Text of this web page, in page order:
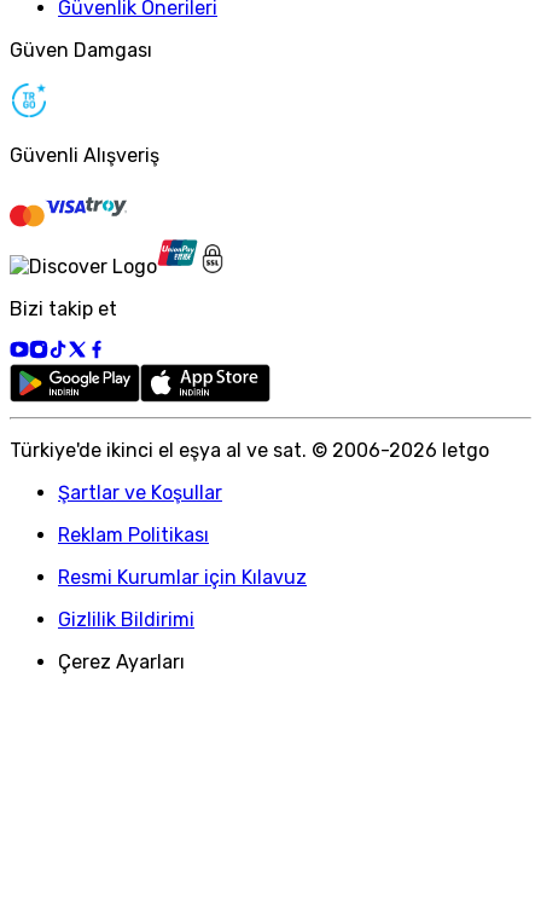
Güvenlik Önerileri
Güven Damgası
Güvenli Alışveriş
Bizi takip et
Türkiye'de ikinci el eşya al ve sat. © 2006-2026 letgo
Şartlar ve Koşullar
Reklam Politikası
Resmi Kurumlar için Kılavuz
Gizlilik Bildirimi
Çerez Ayarları